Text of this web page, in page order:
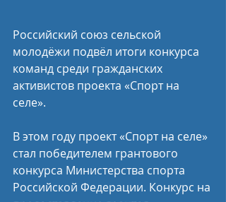
Российский союз сельской
молодёжи подвёл итоги конкурса
команд среди гражданских
активистов проекта «Спорт на
селе».
В этом году проект «Спорт на селе»
стал победителем грантового
конкурса Министерства спорта
Российской Федерации. Конкурс на